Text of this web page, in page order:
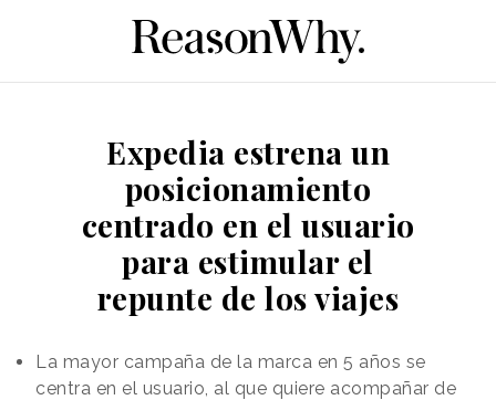
Expedia estrena un
posicionamiento
centrado en el usuario
para estimular el
repunte de los viajes
La mayor campaña de la marca en 5 años se
centra en el usuario, al que quiere acompañar de